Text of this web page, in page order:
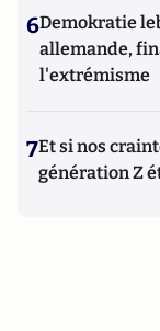
6Demokratie
allemande,
l'extrémisme
7Et si nos
génération Z